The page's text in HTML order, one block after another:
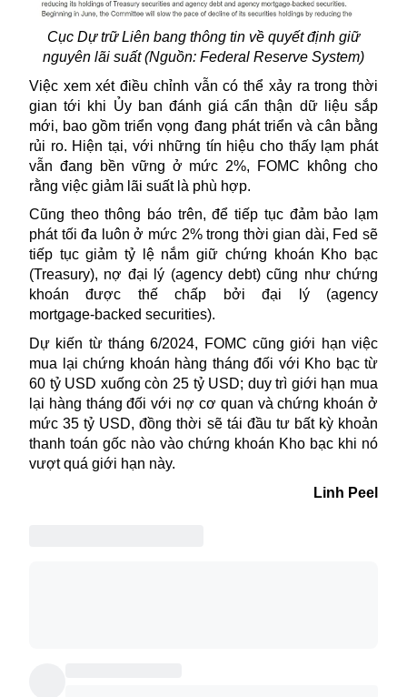
Cục Dự trữ Liên bang thông tin về quyết định giữ
nguyên lãi suất (Nguồn: Federal Reserve System)
Việc xem xét điều chỉnh vẫn có thể xảy ra trong thời
gian tới khi Ủy ban đánh giá cẩn thận dữ liệu sắp
mới, bao gồm triển vọng đang phát triển và cân bằng
rủi ro. Hiện tại, với những tín hiệu cho thấy lạm phát
vẫn đang bền vững ở mức 2%, FOMC không cho
rằng việc giảm lãi suất là phù hợp.
Cũng theo thông báo trên, để tiếp tục đảm bảo lạm
phát tối đa luôn ở mức 2% trong thời gian dài, Fed sẽ
tiếp tục giảm tỷ lệ nắm giữ chứng khoán Kho bạc
(Treasury), nợ đại lý (agency debt) cũng như chứng
khoán được thế chấp bởi đại lý (agency
mortgage‑backed securities).
Dự kiến từ tháng 6/2024, FOMC cũng giới hạn việc
mua lại chứng khoán hàng tháng đối với Kho bạc từ
60 tỷ USD xuống còn 25 tỷ USD; duy trì giới hạn mua
lại hàng tháng đối với nợ cơ quan và chứng khoán ở
mức 35 tỷ USD, đồng thời sẽ tái đầu tư bất kỳ khoản
thanh toán gốc nào vào chứng khoán Kho bạc khi nó
vượt quá giới hạn này.
Linh Peel